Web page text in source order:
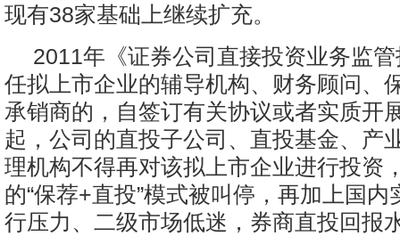
现有38家基础上继续扩充。
2011年《证券公司直接投资业务监
任拟上市企业的辅导机构、财务顾问、
承销商的，自签订有关协议或者实质开
起，公司的直投子公司、直投基金、产
理机构不得再对该拟上市企业进行投资
的“保荐+直投”模式被叫停，再加上国
行压力、二级市场低迷，券商直投回报